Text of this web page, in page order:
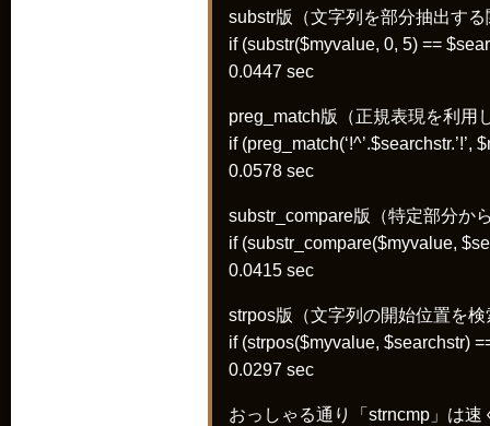
substr版（文字列を部分抽出する
if (substr($myvalue, 0, 5) ==
0.0447 sec
preg_match版（正規表現を利用
if (preg_match(‘!^’.$searchstr.’!’,
0.0578 sec
substr_compare版（特定部分か
if (substr_compare($myvalue,
0.0415 sec
strpos版（文字列の開始位置を
if (strpos($myvalue, $searchstr)
0.0297 sec
おっしゃる通り「strncmp」は